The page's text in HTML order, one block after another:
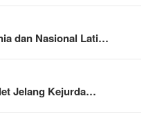
dan Nasional Lati…
Jelang Kejurda…